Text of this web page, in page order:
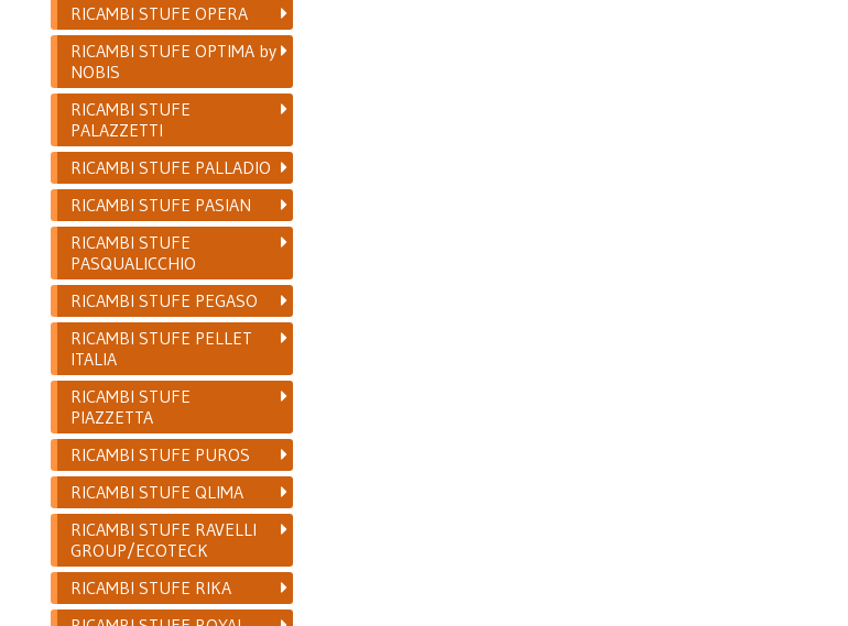
RICAMBI STUFE OPERA
RICAMBI STUFE OPTIMA by
NOBIS
RICAMBI STUFE
PALAZZETTI
RICAMBI STUFE PALLADIO
RICAMBI STUFE PASIAN
RICAMBI STUFE
PASQUALICCHIO
RICAMBI STUFE PEGASO
RICAMBI STUFE PELLET
ITALIA
RICAMBI STUFE
PIAZZETTA
RICAMBI STUFE PUROS
RICAMBI STUFE QLIMA
RICAMBI STUFE RAVELLI
GROUP/ECOTECK
RICAMBI STUFE RIKA